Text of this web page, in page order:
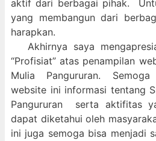
aktif dari berbagai pihak.
yang membangun dari
harapkan.
Akhirnya saya
“Profisiat” atas penampilan
Mulia Pangururan.
website ini informasi tentang
Pangururan serta aktifitas
dapat diketahui oleh
ini juga semoga bisa menjadi